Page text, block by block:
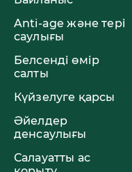
Anti-age және тері
саулығы
Белсенді өмір
салты
Күйзелуге қарсы
Әйелдер
денсаулығы
Салауатты ас